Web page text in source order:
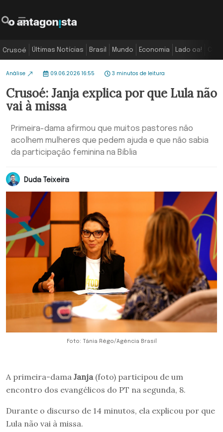
Crusoé Últimas Notícias Brasil Mundo Economia Lado oa!
Análise 09.06.2026 16:55 3 minutos de leitura
Crusoé: Janja explica por que Lula não
vai à missa
Primeira-dama afirmou que muitos pastores não
acolhem mulheres que pedem ajuda e que não sabia
da participação feminina na Bíblia
Duda Teixeira
Foto: Tânia Rêgo/Agência Brasil
A primeira-dama Janja (foto) participou de um
encontro dos evangélicos do PT na segunda, 8.
Durante o discurso de 14 minutos, ela explicou por que
Lula não vai à missa.